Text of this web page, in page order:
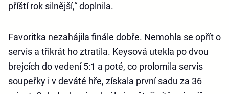
příští rok silnější,“ doplnila.
Favoritka nezahájila finále dobře. Nemohla se opřít o
servis a třikrát ho ztratila. Keysová utekla po dvou
brejcích do vedení 5:1 a poté, co prolomila servis
soupeřky i v deváté hře, získala první sadu za 36